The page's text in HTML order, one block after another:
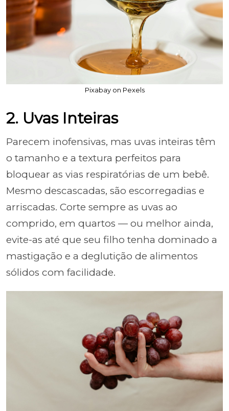
Pixabay on Pexels
2. Uvas Inteiras
Parecem inofensivas, mas uvas inteiras têm
o tamanho e a textura perfeitos para
bloquear as vias respiratórias de um bebê.
Mesmo descascadas, são escorregadias e
arriscadas. Corte sempre as uvas ao
comprido, em quartos — ou melhor ainda,
evite-as até que seu filho tenha dominado a
mastigação e a deglutição de alimentos
sólidos com facilidade.